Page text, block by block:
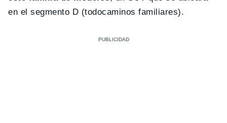
en el segmento D (todocaminos familiares).